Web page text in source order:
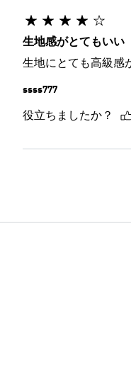
生地感がとてもいい
生地にとても高級感
ssss777
役立ちましたか？